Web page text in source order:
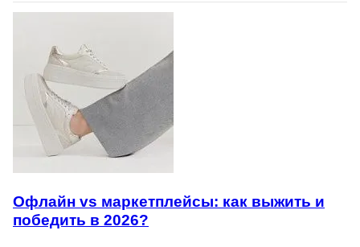
Офлайн vs маркетплейсы: как выжить и
победить в 2026?